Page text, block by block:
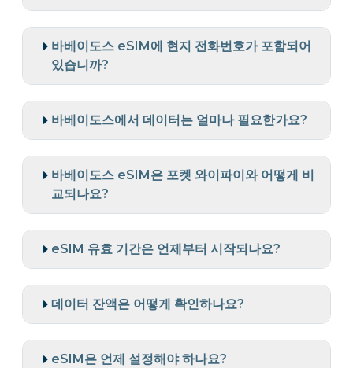
바베이도스 eSIM에 현지 전화번호가 포함되어
있습니까?
바베이도스에서 데이터는 얼마나 필요한가요?
바베이도스 eSIM은 포켓 와이파이와 어떻게 비
교되나요?
eSIM 유효 기간은 언제부터 시작되나요?
데이터 잔액은 어떻게 확인하나요?
eSIM은 언제 설정해야 하나요?